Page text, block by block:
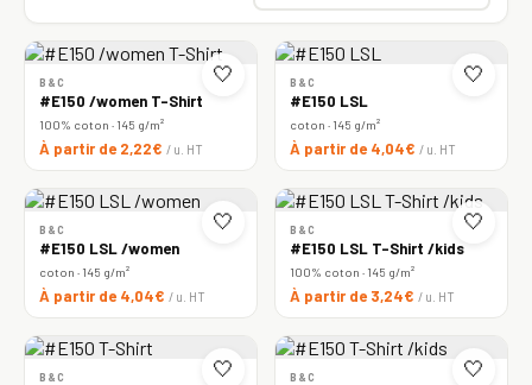
🤍
B&C
#E150 /women T-Shirt
100% coton · 145 g/m²
À partir de 2,22€ / u. HT
🤍
B&C
#E150 LSL
coton · 145 g/m²
À partir de 4,04€ / u. HT
🤍
B&C
#E150 LSL /women
coton · 145 g/m²
À partir de 4,04€ / u. HT
🤍
B&C
#E150 LSL T-Shirt /kids
100% coton · 145 g/m²
À partir de 3,24€ / u. HT
🤍
B&C 🤍
B&C